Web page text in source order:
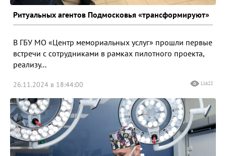
Ритуальных агентов Подмосковья «трансформируют»
В ГБУ МО «Центр мемориальных услуг» прошли первые
встречи с сотрудниками в рамках пилотного проекта,
реализу...
26.11.2024 в 18:44:00 11622